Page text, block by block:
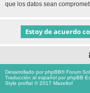
que los datos sean
Desarrollado porphpBB® Forum
Traducción al español porphpBB
Style proflat © 2017 Mazeltof